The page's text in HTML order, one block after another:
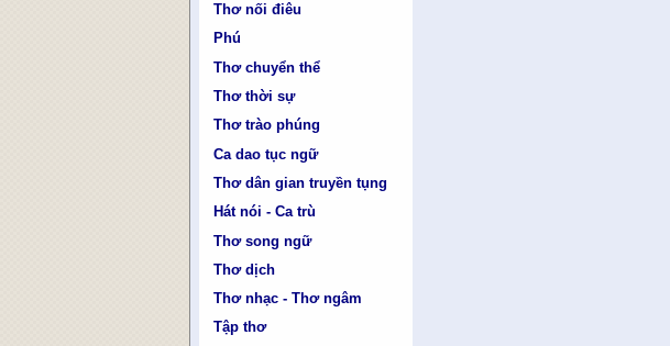
Thơ nối điêu
Phú
Thơ chuyển thể
Thơ thời sự
Thơ trào phúng
Ca dao tục ngữ
Thơ dân gian truyền tụng
Hát nói - Ca trù
Thơ song ngữ
Thơ dịch
Thơ nhạc - Thơ ngâm
Tập thơ